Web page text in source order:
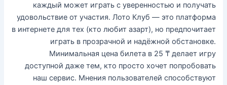
каждый может играть с уверенностью и получать
удовольствие от участия. Лото Клуб — это платформа
в интернете для тех (кто любит азарт), но предпочитает
играть в прозрачной и надёжной обстановке.
Минимальная цена билета в 25 ₸ делает игру
доступной даже тем, кто просто хочет попробовать
наш сервис. Мнения пользователей способствуют